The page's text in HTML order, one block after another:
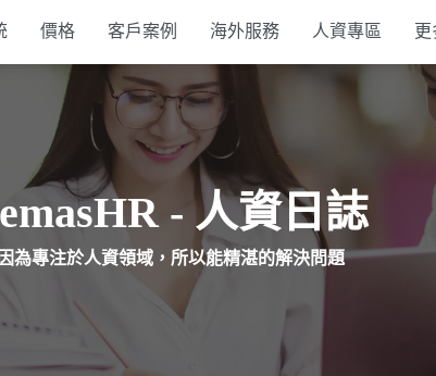
價格 客戶案例 海外服務 人資專區
援系統
統
備 - 人資日誌
因為專注於人資領域，所以能精湛的解決問題